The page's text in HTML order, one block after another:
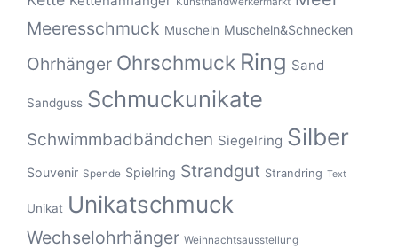
Meeresschmuck Muscheln Muscheln&Schnecken
Ohrhänger Ohrschmuck Ring Sand
Sandguss Schmuckunikate
Schwimmbadbändchen Siegelring Silber
Souvenir Spende Spielring Strandgut Strandring Text
Unikat Unikatschmuck
Wechselohrhänger Weihnachtsausstellung